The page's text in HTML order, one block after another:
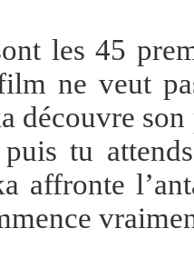
les 45
ne veut
découvre
tu
affronte